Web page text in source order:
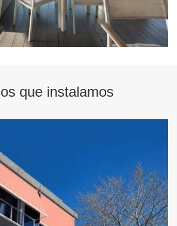
que instalamos